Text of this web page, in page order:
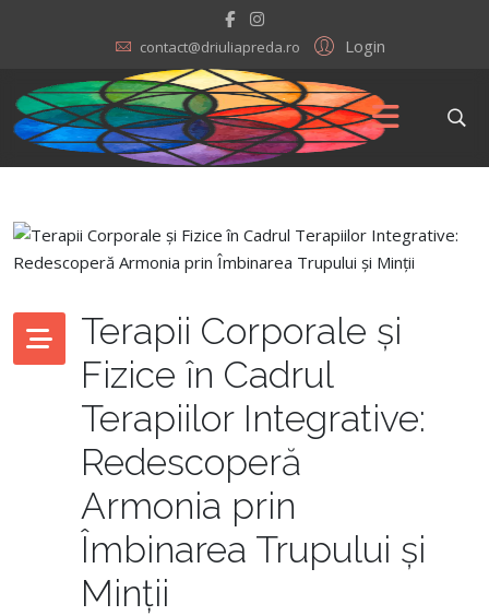
Login
contact@driuliapreda.ro
Terapii Corporale și
Fizice în Cadrul
Terapiilor Integrative:
Redescoperă
Armonia prin
Îmbinarea Trupului și
Minții